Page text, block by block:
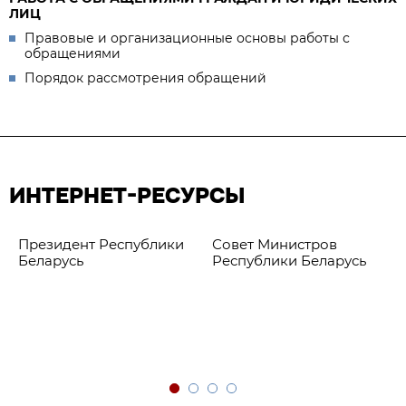
ЛИЦ
Правовые и организационные основы работы с
обращениями
Порядок рассмотрения обращений
ИНТЕРНЕТ-РЕСУРСЫ
Президент Республики
Беларусь
Совет Министров
Республики Беларусь